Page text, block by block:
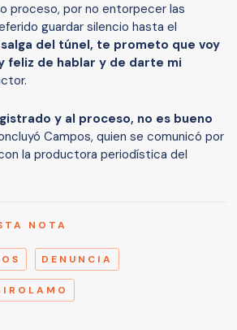
proceso, por no entorpecer las
guardar silencio hasta el
del túnel, te prometo que voy
feliz de hablar y de darte mi
y al proceso, no es bueno
Campos, quien se comunicó por
la productora periodística del
NOTA
DENUNCIA